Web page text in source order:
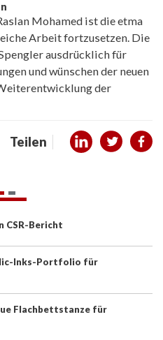
Mohamed ist die etma
Arbeit fortzusetzen. Die
ausdrücklich für
und wünschen der neuen
der
Teilen
CSR-Bericht
Inks-Portfolio für
Flachbettstanze für